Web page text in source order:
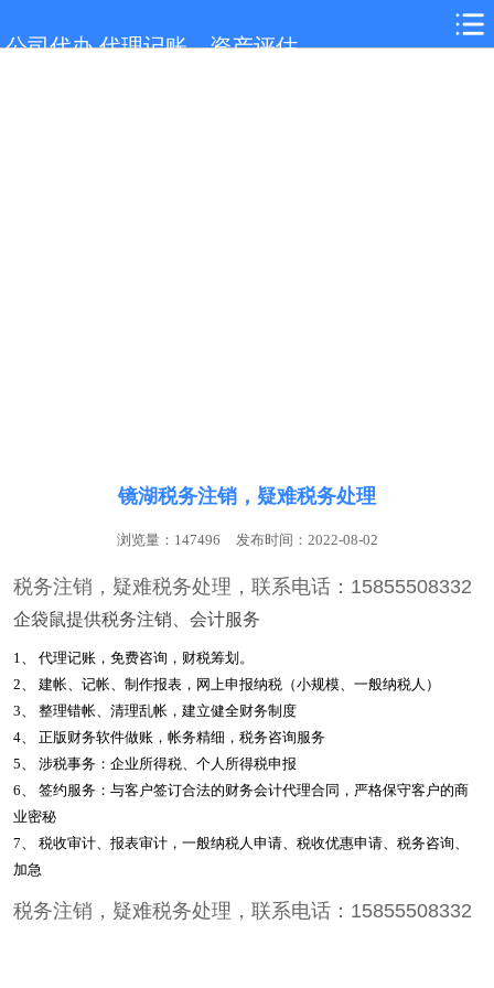
公司代办,代理记账，资产评估
网站首页
镜湖税务注销，疑难税务处理
浏览量：147496 发布时间：2022-08-02
税务注销，疑难税务处理，联系电话：15855508332
企袋鼠提供税务注销、会计服务
1、 代理记账，免费咨询，财税筹划。
2、 建帐、记帐、制作报表，网上申报纳税（小规模、一般纳税人）
3、 整理错帐、清理乱帐，建立健全财务制度
4、 正版财务软件做账，帐务精细，税务咨询服务
5、 涉税事务：企业所得税、个人所得税申报
6、 签约服务：与客户签订合法的财务会计代理合同，严格保守客户的商
业密秘
7、 税收审计、报表审计，一般纳税人申请、税收优惠申请、税务咨询、
加急
税务注销，疑难税务处理，联系电话：15855508332